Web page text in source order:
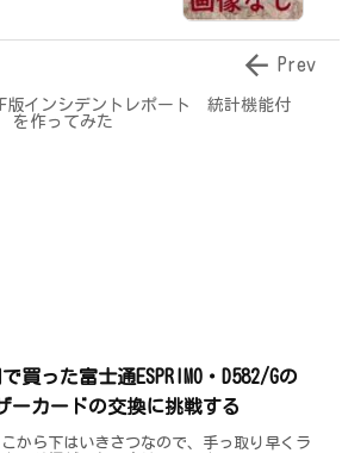
版インシデントレポート 統計機能付
を作ってみた
 Prev
買った富士通ESPRIMO・D582/Gの
ーカードの交換に挑戦する
ら下はいきさつなので、手っ取り早くラ